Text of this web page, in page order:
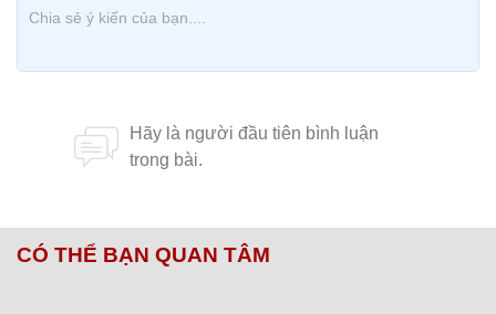
CÓ THỂ BẠN QUAN TÂM